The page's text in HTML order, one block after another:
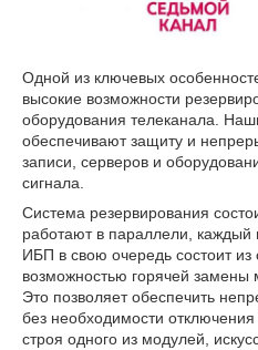
Одной из ключевых
высокие возможности
оборудования телеканала.
обеспечивают защиту и
записи, серверов и
сигнала.
Система резервирования
работают в параллели,
ИБП в свою очередь состоит
возможностью горячей
Это позволяет обеспечить
без необходимости
строя одного из модулей,